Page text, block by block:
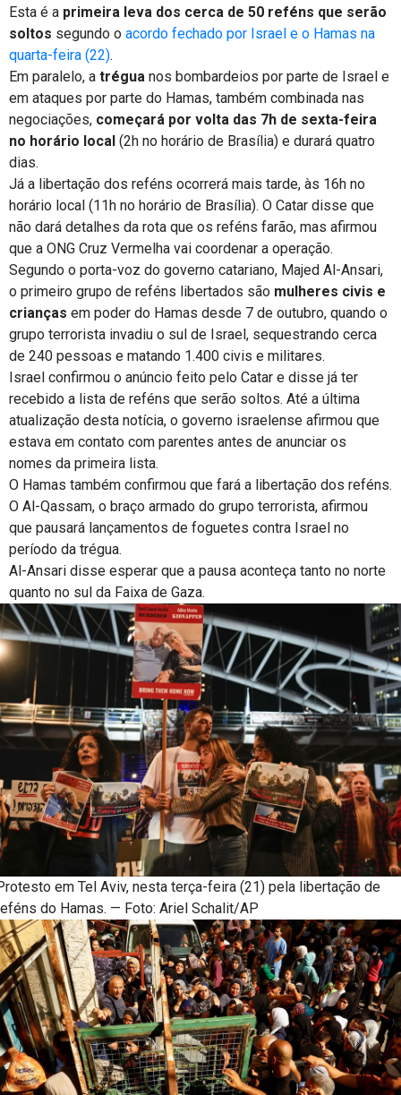
Esta é a primeira leva dos cerca de 50 reféns que serão
soltos segundo o acordo fechado por Israel e o Hamas na
quarta-feira (22).
Em paralelo, a trégua nos bombardeios por parte de Israel e
em ataques por parte do Hamas, também combinada nas
negociações, começará por volta das 7h de sexta-feira
no horário local (2h no horário de Brasília) e durará quatro
dias.
Já a libertação dos reféns ocorrerá mais tarde, às 16h no
horário local (11h no horário de Brasília). O Catar disse que
não dará detalhes da rota que os reféns farão, mas afirmou
que a ONG Cruz Vermelha vai coordenar a operação.
Segundo o porta-voz do governo catariano, Majed Al-Ansari,
o primeiro grupo de reféns libertados são mulheres civis e
crianças em poder do Hamas desde 7 de outubro, quando o
grupo terrorista invadiu o sul de Israel, sequestrando cerca
de 240 pessoas e matando 1.400 civis e militares.
Israel confirmou o anúncio feito pelo Catar e disse já ter
recebido a lista de reféns que serão soltos. Até a última
atualização desta notícia, o governo israelense afirmou que
estava em contato com parentes antes de anunciar os
nomes da primeira lista.
O Hamas também confirmou que fará a libertação dos reféns.
O Al-Qassam, o braço armado do grupo terrorista, afirmou
que pausará lançamentos de foguetes contra Israel no
período da trégua.
Al-Ansari disse esperar que a pausa aconteça tanto no norte
quanto no sul da Faixa de Gaza.
em Tel Aviv, nesta terça-feira (21) pela libertação de
do Hamas. — Foto: Ariel Schalit/AP